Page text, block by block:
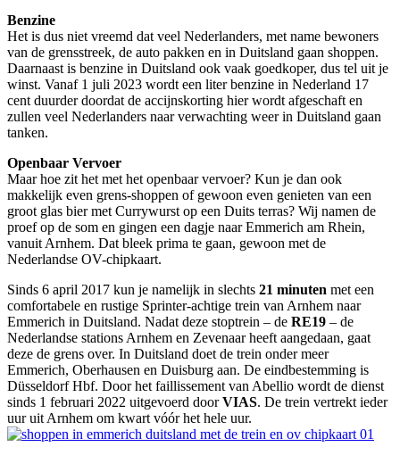
Benzine
Het is dus niet vreemd dat veel Nederlanders, met name bewoners
van de grensstreek, de auto pakken en in Duitsland gaan shoppen.
Daarnaast is benzine in Duitsland ook vaak goedkoper, dus tel uit je
winst. Vanaf 1 juli 2023 wordt een liter benzine in Nederland 17
cent duurder doordat de accijnskorting hier wordt afgeschaft en
zullen veel Nederlanders naar verwachting weer in Duitsland gaan
tanken.
Openbaar Vervoer
Maar hoe zit het met het openbaar vervoer? Kun je dan ook
makkelijk even grens-shoppen of gewoon even genieten van een
groot glas bier met Currywurst op een Duits terras? Wij namen de
proef op de som en gingen een dagje naar Emmerich am Rhein,
vanuit Arnhem. Dat bleek prima te gaan, gewoon met de
Nederlandse OV-chipkaart.
Sinds 6 april 2017 kun je namelijk in slechts 21 minuten met een
comfortabele en rustige Sprinter-achtige trein van Arnhem naar
Emmerich in Duitsland. Nadat deze stoptrein – de RE19 – de
Nederlandse stations Arnhem en Zevenaar heeft aangedaan, gaat
deze de grens over. In Duitsland doet de trein onder meer
Emmerich, Oberhausen en Duisburg aan. De eindbestemming is
Düsseldorf Hbf. Door het faillissement van Abellio wordt de dienst
sinds 1 februari 2022 uitgevoerd doorVIAS. De trein vertrekt ieder
uur uit Arnhem om kwart vóór het hele uur.